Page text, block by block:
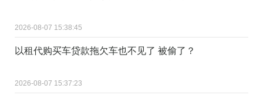
2026-08-07 15:38:45
以租代购买车贷款拖欠车也不见了 被偷了？
2026-08-07 15:37:23